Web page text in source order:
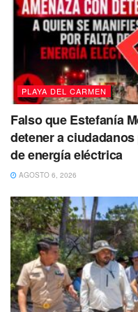
PLAYA DEL CARMEN
Falso que Estefanía
detener a
de energía eléctrica
AGOSTO 6, 2026